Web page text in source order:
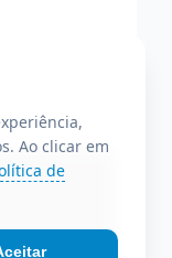
Ao clicar em
de